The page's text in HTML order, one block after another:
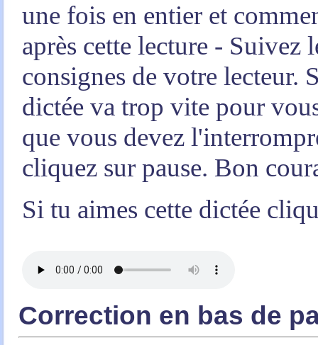
une fois en entier et
après cette lecture - Suivez
consignes de votre lecteur.
dictée va trop vite pour
que vous devez
cliquez sur pause. Bon
Si tu aimes cette dictée
Correction en bas de